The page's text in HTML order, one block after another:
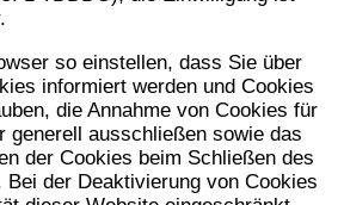
so einstellen, dass Sie über
informiert werden und Cookies
die Annahme von Cookies für
generell ausschließen sowie das
der Cookies beim Schließen des
Bei der Deaktivierung von Cookies